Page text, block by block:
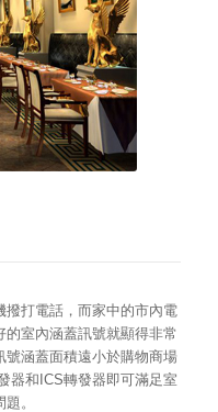
撥打電話，而家中的市內電
室內涵蓋訊號就顯得非常
涵蓋面積遠小於購物商場
器和ICS轉發器即可滿足室
。